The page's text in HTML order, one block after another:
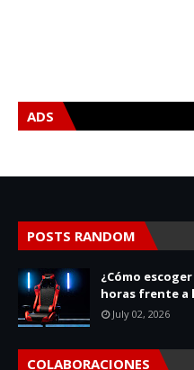
ADS
POSTS RANDOM
¿Cómo
horas frente a
July 02, 2026
COLABORACIONES